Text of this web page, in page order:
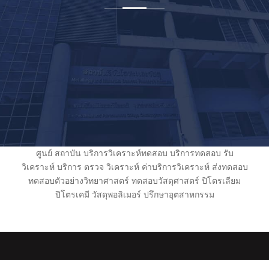
ศูนย์ สถาบัน บริการวิเคราะห์ทดสอบ บริการทดสอบ รับ
วิเคราะห์ บริการ ตรวจ วิเคราะห์ ค่าบริการวิเคราะห์ ส่งทดสอบ
ทดสอบตัวอย่างวิทยาศาสตร์ ทดสอบวัสดุศาสตร์ ปิโตรเลียม
ปิโตรเคมี วัสดุพอลิเมอร์ ปรึกษาอุตสาหกรรม